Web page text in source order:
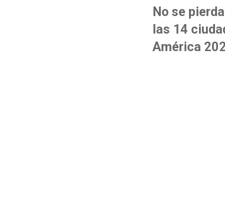
No se
las 14
América